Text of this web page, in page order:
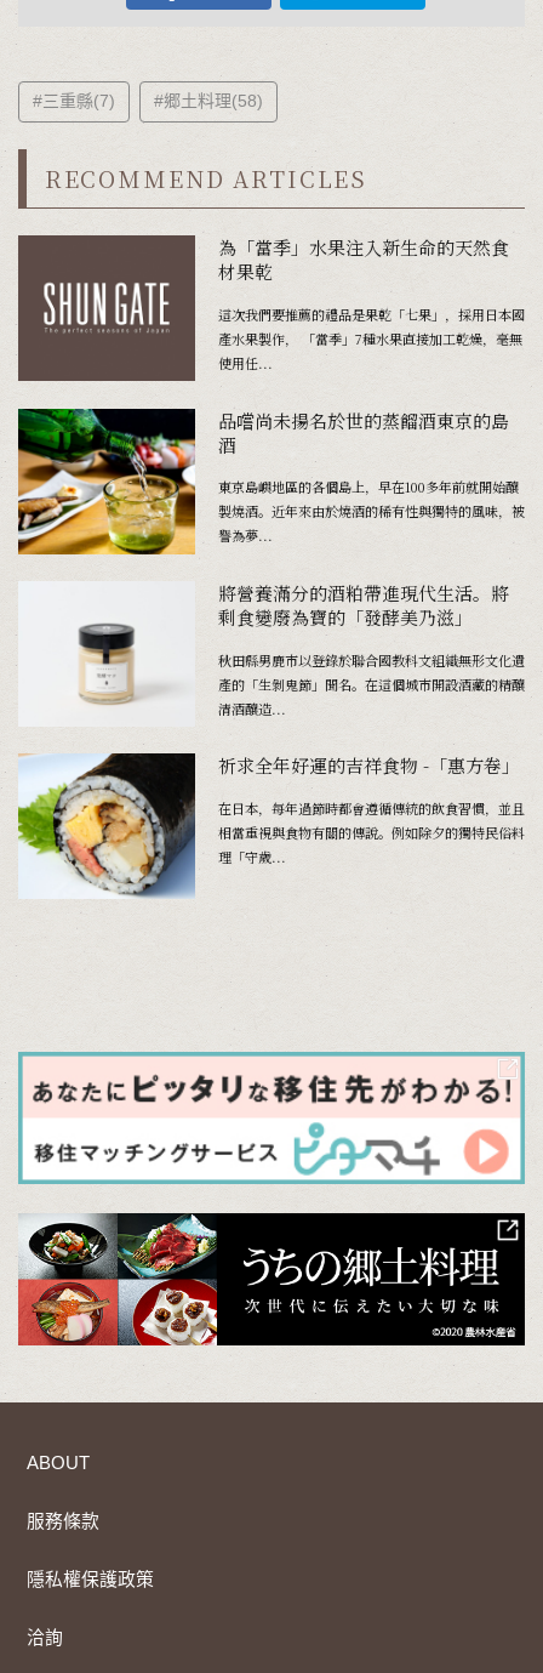
#三重縣(7) #郷土料理(58)
RECOMMEND ARTICLES
為「當季」水果注入新生命的天然食
材果乾
這次我們要推薦的禮品是果乾「七果」，採用日本國
產水果製作， 「當季」7種水果直接加工乾燥，毫無
使用任...
品嚐尚未揚名於世的蒸餾酒――東京的島
酒
東京島嶼地區的各個島上，早在100多年前就開始釀
製燒酒。近年來由於燒酒的稀有性與獨特的風味，被
譽為夢...
將營養滿分的酒粕帶進現代生活。將
剩食變廢為寶的「發酵美乃滋」
秋田縣男鹿市以登錄於聯合國教科文組織無形文化遺
產的「生剝鬼節」聞名。在這個城市開設酒藏的精釀
清酒釀造...
祈求全年好運的吉祥食物 -「惠方卷」
在日本，每年過節時都會遵循傳統的飲食習慣，並且
相當重視與食物有關的傳說。例如除夕的獨特民俗料
理「守歲...
ABOUT
服務條款
隱私權保護政策
洽詢